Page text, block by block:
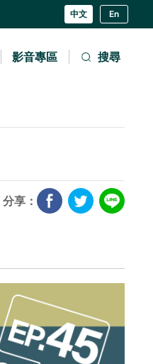
中文 En
影音專區 搜尋
分享：